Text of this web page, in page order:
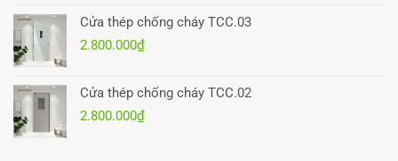
Cửa thép chống cháy TCC.03
2.800.000₫
Cửa thép chống cháy TCC.02
2.800.000₫